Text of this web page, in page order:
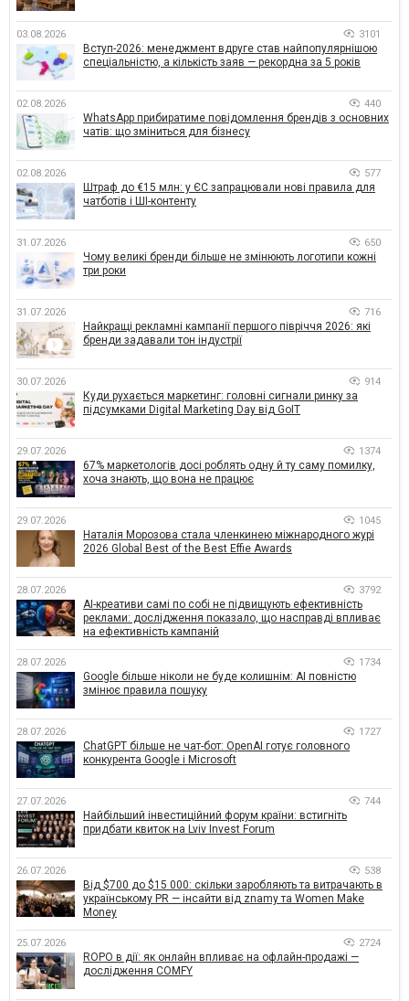
03.08.2026 3101
Вступ-2026: менеджмент вдруге став найпопулярнішою
спеціальністю, а кількість заяв — рекордна за 5 років
02.08.2026 440
WhatsApp прибиратиме повідомлення брендів з основних
чатів: що зміниться для бізнесу
02.08.2026 577
Штраф до €15 млн: у ЄС запрацювали нові правила для
чатботів і ШІ-контенту
31.07.2026 650
Чому великі бренди більше не змінюють логотипи кожні
три роки
31.07.2026 716
Найкращі рекламні кампанії першого півріччя 2026: які
бренди задавали тон індустрії
30.07.2026 914
Куди рухається маркетинг: головні сигнали ринку за
підсумками Digital Marketing Day від GoIT
29.07.2026 1374
67% маркетологів досі роблять одну й ту саму помилку,
хоча знають, що вона не працює
29.07.2026 1045
Наталія Морозова стала членкинею міжнародного журі
2026 Global Best of the Best Effie Awards
28.07.2026 3792
AI-креативи самі по собі не підвищують ефективність
реклами: дослідження показало, що насправді впливає
на ефективність кампаній
28.07.2026 1734
Google більше ніколи не буде колишнім: AI повністю
змінює правила пошуку
28.07.2026 1727
ChatGPT більше не чат-бот: OpenAI готує головного
конкурента Google і Microsoft
27.07.2026 744
Найбільший інвестиційний форум країни: встигніть
придбати квиток на Lviv Invest Forum
26.07.2026 538
Від $700 до $15 000: скільки заробляють та витрачають в
українському PR — інсайти від znamy та Women Make
Money
25.07.2026 2724
ROPO в дії: як онлайн впливає на офлайн-продажі —
дослідження COMFY